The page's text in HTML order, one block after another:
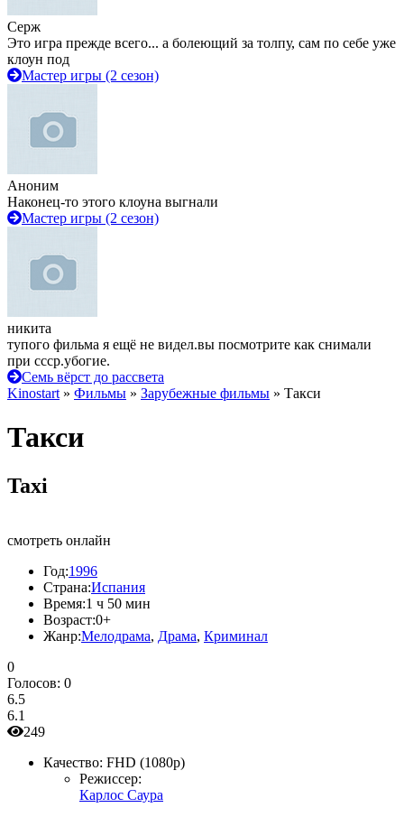
Серж
Это игра прежде всего... а болеющий за толпу, сам по себе уже
клоун под
Мастер игры (2 сезон)
Аноним
Наконец-то этого клоуна выгнали
Мастер игры (2 сезон)
никита
тупого фильма я ещё не видел.вы посмотрите как снимали
при ссср.убогие.
Семь вёрст до рассвета
Kinostart » Фильмы » Зарубежные фильмы » Такси
Такси
Taxi
смотреть онлайн
Год:1996
Страна:Испания
Время:1 ч 50 мин
Возраст:0+
Жанр:Мелодрама, Драма, Криминал
0
Голосов: 0
6.5
6.1
249
Качество: FHD (1080p)
Режиссер:
Карлос Саура